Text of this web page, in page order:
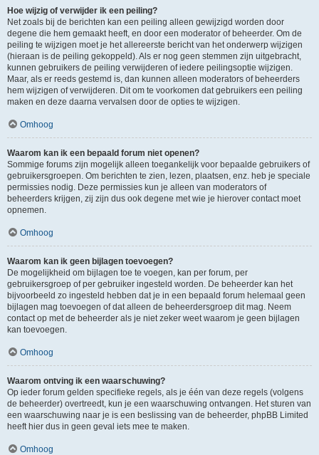
Hoe wijzig of verwijder ik een peiling?
Net zoals bij de berichten kan een peiling alleen gewijzigd worden door
degene die hem gemaakt heeft, en door een moderator of beheerder. Om de
peiling te wijzigen moet je het allereerste bericht van het onderwerp wijzigen
(hieraan is de peiling gekoppeld). Als er nog geen stemmen zijn uitgebracht,
kunnen gebruikers de peiling verwijderen of iedere peilingsoptie wijzigen.
Maar, als er reeds gestemd is, dan kunnen alleen moderators of beheerders
hem wijzigen of verwijderen. Dit om te voorkomen dat gebruikers een peiling
maken en deze daarna vervalsen door de opties te wijzigen.
Omhoog
Waarom kan ik een bepaald forum niet openen?
Sommige forums zijn mogelijk alleen toegankelijk voor bepaalde gebruikers of
gebruikersgroepen. Om berichten te zien, lezen, plaatsen, enz. heb je speciale
permissies nodig. Deze permissies kun je alleen van moderators of
beheerders krijgen, zij zijn dus ook degene met wie je hierover contact moet
opnemen.
Omhoog
Waarom kan ik geen bijlagen toevoegen?
De mogelijkheid om bijlagen toe te voegen, kan per forum, per
gebruikersgroep of per gebruiker ingesteld worden. De beheerder kan het
bijvoorbeeld zo ingesteld hebben dat je in een bepaald forum helemaal geen
bijlagen mag toevoegen of dat alleen de beheerdersgroep dit mag. Neem
contact op met de beheerder als je niet zeker weet waarom je geen bijlagen
kan toevoegen.
Omhoog
Waarom ontving ik een waarschuwing?
Op ieder forum gelden specifieke regels, als je één van deze regels (volgens
de beheerder) overtreedt, kun je een waarschuwing ontvangen. Het sturen van
een waarschuwing naar je is een beslissing van de beheerder, phpBB Limited
heeft hier dus in geen geval iets mee te maken.
Omhoog